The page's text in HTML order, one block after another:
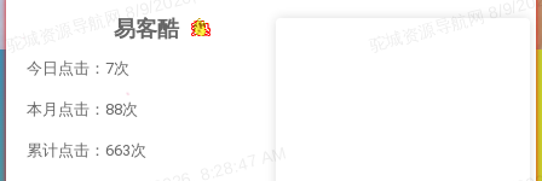
易客酷
今日点击：7次
本月点击：88次
累计点击：663次